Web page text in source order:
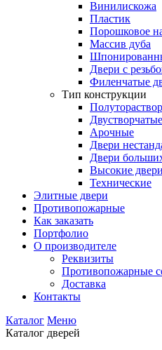
Винилискожа
Пластик
Порошковое
Массив дуба
Двери с
Филенчатые
Тип конструкции
Двустворчатые
Арочные
Двери
Двери
Высокие двери
Технические
Элитные двери
Противопожарные
Как заказать
Портфолио
О производителе
Реквизиты
Противопожарные
Доставка
Контакты
Каталог Меню
Каталог дверей